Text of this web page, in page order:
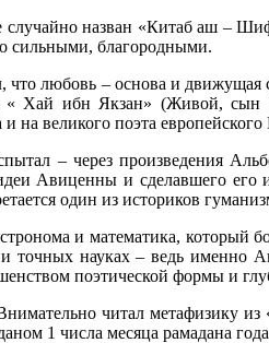
назван «Китаб аш –
сильными, благородными.
любовь – основа и
« Хай ибн Якзан» (Живой,
на великого поэта
– через произведения
Авиценны и сделавшего
один из историков
и математика, который
науках – ведь именно
поэтической формы и
читал метафизику
1 числа месяца рамадана